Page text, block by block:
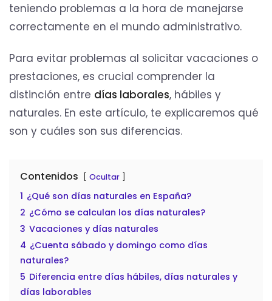
teniendo problemas a la hora de manejarse
correctamente en el mundo administrativo.
Para evitar problemas al solicitar vacaciones o
prestaciones, es crucial comprender la
distinción entre días laborales, hábiles y
naturales. En este artículo, te explicaremos qué
son y cuáles son sus diferencias.
Contenidos Ocultar
1 ¿Qué son días naturales en España?
2 ¿Cómo se calculan los días naturales?
3 Vacaciones y días naturales
4 ¿Cuenta sábado y domingo como días
naturales?
5 Diferencia entre días hábiles, días naturales y
días laborables